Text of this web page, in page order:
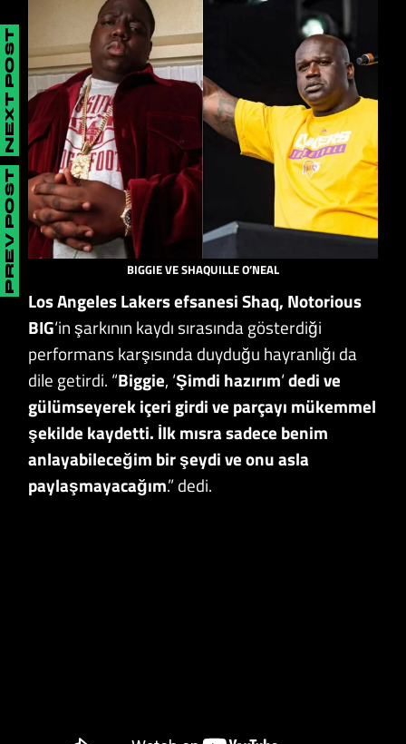
BIGGIEVE SHAQUILLE O’NEAL
Los Angeles Lakers efsanesi Shaq, Notorious
BIG‘in şarkının kaydı sırasında gösterdiği
performans karşısında duyduğu hayranlığı da
dile getirdi. “Biggie, ‘Şimdi hazırım‘dedi ve
gülümseyerek içeri girdi ve parçayı mükemmel
şekilde kaydetti. İlk mısra sadece benim
anlayabileceğim bir şeydi ve onu asla
paylaşmayacağım.” dedi.
PREV POST
NEXT POST